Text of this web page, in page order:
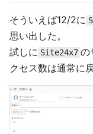
そういえば12/2に
思い出した。
試しに Site24x7 の
クセス数は通常に